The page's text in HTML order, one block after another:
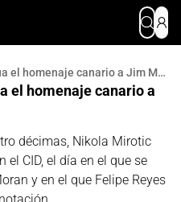
Un palmeo de Mirotic agua el homenaje canario a Jim Moran (74-76)
el homenaje canario a
décimas, Nikola Mirotic
CID, el día en el que se
y en el que Felipe Reyes